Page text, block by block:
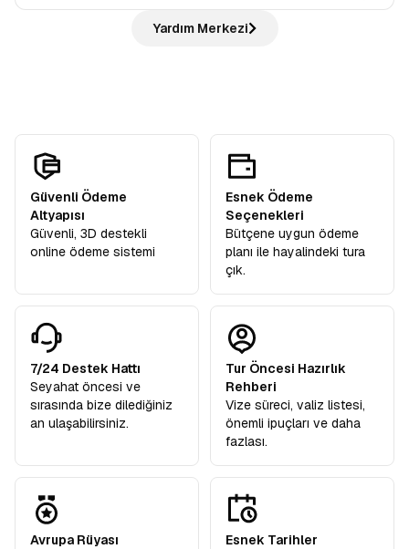
bilmeseniz de hiç sorun değil rehberlerimiz her adımda
otobüste bilgilendirme yapılır, ardından rehber eşliğinde
şehir turu gerçekleştirilir. Tarihi yerleri gezer,“tüm ekstra turlar
anlayışıyla hareket eder ve sizden
Yardım Merkezi
Güvenli Ödeme
Altyapısı
Güvenli, 3D destekli
online ödeme sistemi
Esnek Ödeme
Seçenekleri
Bütçene uygun ödeme
planı ile hayalindeki tura
çık.
7/24 Destek Hattı
Seyahat öncesi ve
sırasında bize dilediğiniz
an ulaşabilirsiniz.
Tur Öncesi Hazırlık
Rehberi
Vize süreci, valiz listesi,
önemli ipuçları ve daha
fazlası.
Avrupa Rüyası
Esnek Tarihler